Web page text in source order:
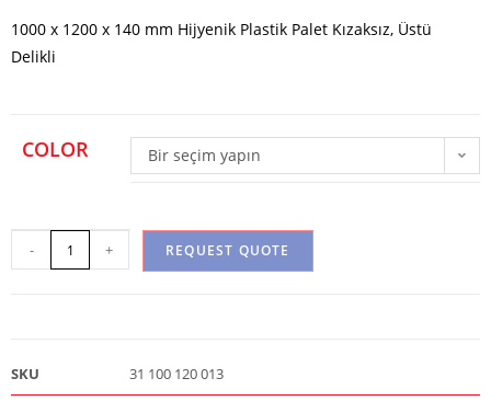
1000 x 1200 x 140 mm Hijyenik Plastik Palet Kızaksız, Üstü
Delikli
COLOR Bir seçim yapın
- + REQUEST QUOTE
SKU 31 100 120 013